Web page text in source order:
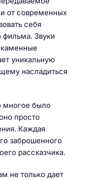
от современных
себя
фильма. Звуки
уникальную
насладиться
многое было
просто
Каждая
заброшенного
рассказчика.
не только дает